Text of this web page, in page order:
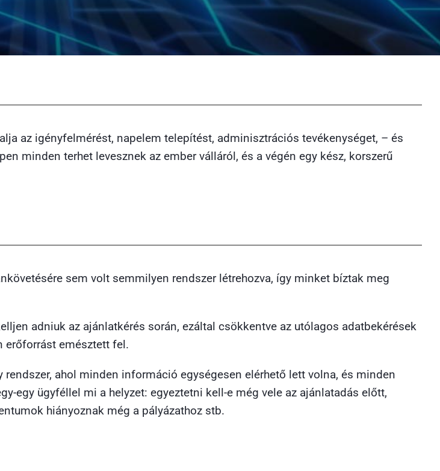
az igényfelmérést, napelem telepítést, adminisztrációs tevékenységet, – és
minden terhet levesznek az ember válláról, és a végén egy kész, korszerű
sem volt semmilyen rendszer létrehozva, így minket bíztak meg
adniuk az ajánlatkérés során, ezáltal csökkentve az utólagos adatbekérések
erőforrást emésztett fel.
ahol minden információ egységesen elérhető lett volna, és minden
egy ügyféllel mi a helyzet: egyeztetni kell-e még vele az ajánlatadás előtt,
hiányoznak még a pályázathoz stb.